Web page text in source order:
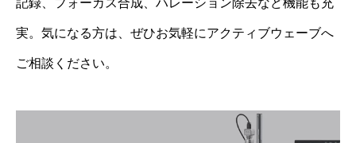
記録、フォーカス合成、ハレーション除去など機能も充
実。気になる方は、ぜひお気軽にアクティブウェーブへ
ご相談ください。